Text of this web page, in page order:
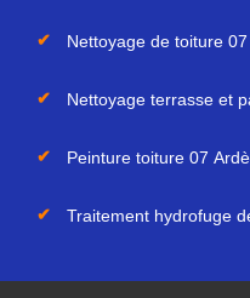
Nettoyage de toiture
Nettoyage terrasse et
Peinture toiture 07
Traitement hydrofuge